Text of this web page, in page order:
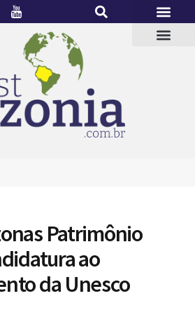
Patrimônio
ao
da Unesco